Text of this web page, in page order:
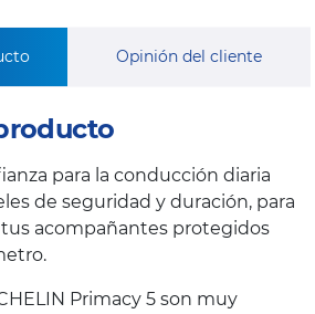
Opinión del cliente
para la conducción diaria
de seguridad y duración, para
acompañantes protegidos
Primacy 5 son muy